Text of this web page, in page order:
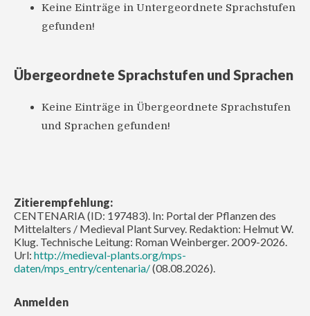
Keine Einträge in Untergeordnete Sprachstufen
gefunden!
Übergeordnete Sprachstufen und Sprachen
Keine Einträge in Übergeordnete Sprachstufen
und Sprachen gefunden!
Zitierempfehlung:
CENTENARIA (ID: 197483). In: Portal der Pflanzen des
Mittelalters / Medieval Plant Survey. Redaktion: Helmut W.
Klug. Technische Leitung: Roman Weinberger. 2009-2026.
Url: http://medieval-plants.org/mps-
daten/mps_entry/centenaria/(08.08.2026).
Anmelden